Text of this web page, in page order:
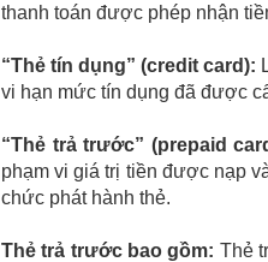
thanh toán được phép nhận
“Thẻ tín dụng” (credit card):
vi hạn mức tín dụng đã được
“Thẻ trả trước” (prepaid
phạm vi giá trị tiền được nạp
chức phát hành thẻ.
Thẻ trả trước bao gồm: Thẻ